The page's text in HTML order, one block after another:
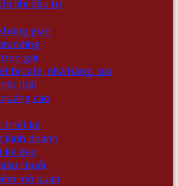
phí đầu tư
gian
gói
bị cafe, nhà hàng, spa
thất
cáo
thiết kế
kinh doanh
kế đẹp
chuỗi
mở quán